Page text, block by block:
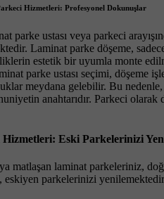
Hizmetleri: Profesyonel Dokunuşlar
parke ustası veya parkeci
Laminat parke döşeme,
estetik bir uyumla monte
parke ustası seçimi, döşeme
meydana gelebilir. Bu
anahtarıdır. Parkeci
Hizmetleri: Eski Parkelerinizi
matlaşan laminat parkeleriniz,
eskiyen parkelerinizi